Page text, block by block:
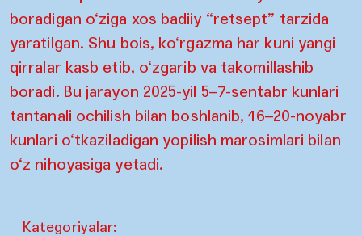
boradigan o‘ziga xos badiiy “retsept” tarzida
yaratilgan. Shu bois, ko‘rgazma har kuni yangi
qirralar kasb etib, o‘zgarib va takomillashib
boradi. Bu jarayon 2025-yil 5–7-sentabr kunlari
tantanali ochilish bilan boshlanib, 16–20-noyabr
kunlari o‘tkaziladigan yopilish marosimlari bilan
o‘z nihoyasiga yetadi.
Kategoriyalar: